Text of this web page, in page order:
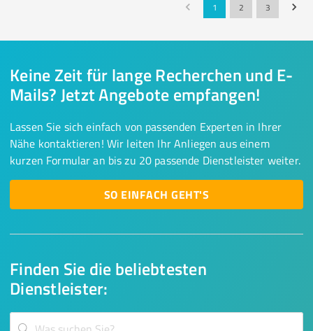
1 2 3
Finden Sie die beliebtesten
Dienstleister:
Keine Zeit für lange Recherchen und E-
Mails? Jetzt Angebote empfangen!
Lassen Sie sich einfach von passenden Experten in Ihrer
Nähe kontaktieren! Wir leiten Ihr Anliegen aus einem
kurzen Formular an bis zu 20 passende Dienstleister weiter.
SO EINFACH GEHT'S